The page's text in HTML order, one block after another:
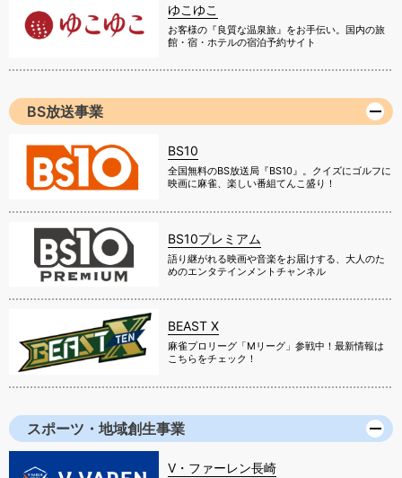
ゆこゆこ
お客様の『良質な温泉旅』をお手伝い。国内の旅
館・宿・ホテルの宿泊予約サイト
BS放送事業
BS10
全国無料のBS放送局『BS10』。クイズにゴルフに
映画に麻雀、楽しい番組てんこ盛り！
BS10プレミアム
語り継がれる映画や音楽をお届けする、大人のた
めのエンタテインメントチャンネル
BEAST X
麻雀プロリーグ「Mリーグ」参戦中！最新情報は
こちらをチェック！
スポーツ・地域創生事業
V・ファーレン長崎